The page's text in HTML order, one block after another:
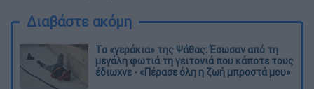
Διαβάστε ακόμη
Τα «γεράκια» της Ψάθας: Έσωσαν από τη
μεγάλη φωτιά τη γειτονιά που κάποτε τους
έδιωχνε - «Πέρασε όλη η ζωή μπροστά μου»